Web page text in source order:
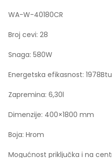
WA-W-40180CR
Broj cevi: 28
Snaga: 580W
Energetska efikasnost: 1978Btu
Zapremina: 6,30l
Dimenzije: 400×1800 mm
Boja: Hrom
Mogućnost priključka i na